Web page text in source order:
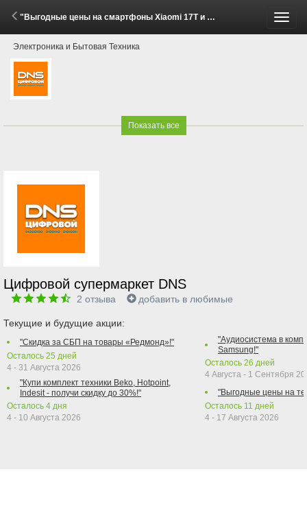
"Выгодные цены на смартфоны Xiaomi 17T и 17T Pro!" (29 Мая - 30 Июня 2026)
Электроника и Бытовая Техника
Показать все
Цифровой супермаркет DNS
2 отзыва добавить в любимые
Текущие и будущие акции:
"Скидка за СБП на товары «Редмонд»!"
Осталось 25 дней
4 - 31 Августа 2026
"Купи комплект техники Beko, Hotpoint,
Indesit - получи скидку до 30%!"
Осталось 4 дня
4 - 10 Августа 2026
"Аудиосистема в
Samsung!"
Осталось 26 дней
4 Августа - 1 Сентября
"Выгодные цены на
Осталось 11 дней
4 - 17 Августа 2026